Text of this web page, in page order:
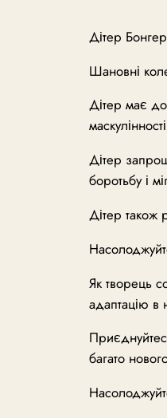
Дітер
Шановні
Дітер має
Дітер
боротьбу і
Дітер також
Як творець
адаптацію в
багато